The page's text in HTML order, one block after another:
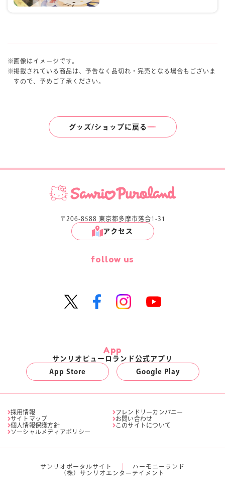
画像はイメージです。
掲載されている商品は、予告なく品切れ・完売となる場合もございま
すので、予めご了承ください。
グッズ/ショップに戻る
〒206-8588 東京都多摩市落合1-31
アクセス
follow us
App
サンリオピューロランド公式アプリ
App Store
Google Play
採用情報
フレンドリーカンパニー
サイトマップ
お問い合わせ
個人情報保護方針
このサイトについて
ソーシャルメディアポリシー
サンリオポータルサイト
ハーモニーランド
（株）サンリオエンターテイメント